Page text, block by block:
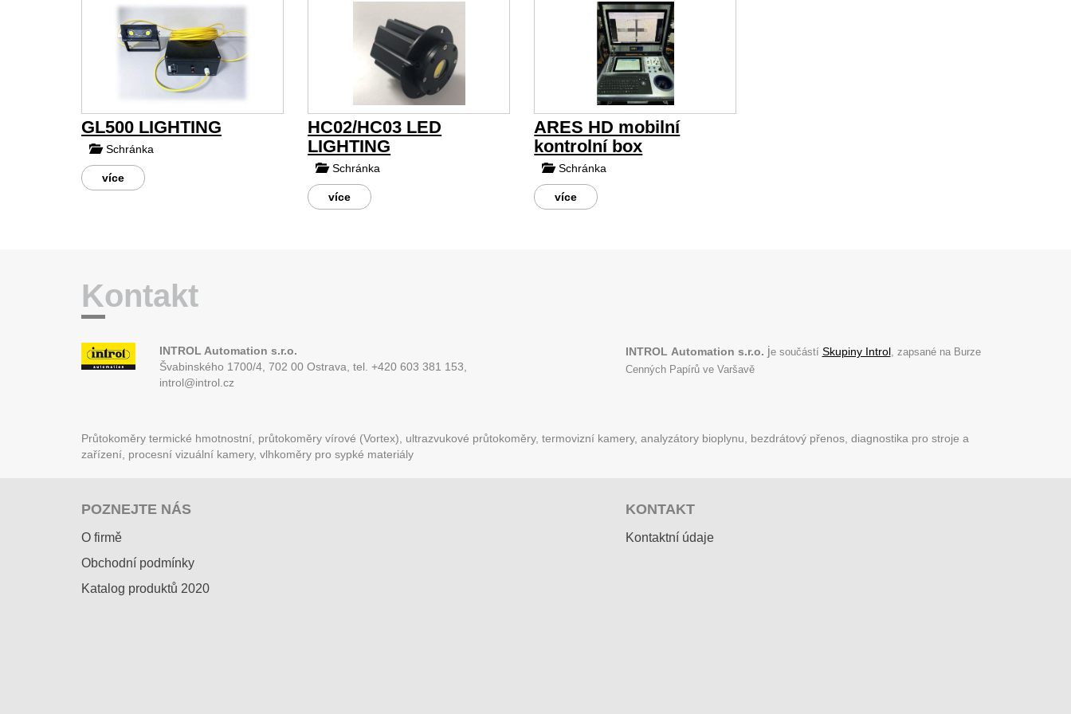
GL500 LIGHTING
Schránka
více
HC02/HC03 LED
LIGHTING
Schránka
více
ARES HD mobilní
kontrolní box
Schránka
více
Kontakt
INTROL Automation s.r.o.
Švabinského 1700/4, 702 00 Ostrava, tel. +420 603 381 153,
introl@introl.cz
INTROL Automation s.r.o. je součástí Skupiny Introl, zapsané na Burze
Cenných Papírů ve Varšavě
Průtokoměry termické hmotnostní, průtokoměry vírové (Vortex), ultrazvukové průtokoměry, termovizní kamery, analyzátory bioplynu, bezdrátový přenos, diagnostika pro stroje a
zařízení, procesní vizuální kamery, vlhkoměry pro sypké materiály
POZNEJTE NÁS
O firmě
Obchodní podmínky
Katalog produktů 2020
KONTAKT
Kontaktní údaje